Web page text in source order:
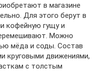
в магазине
Для этого берут в
кофейную гущу и
Можно
мёда и соды. Состав
круговыми движениями,
с толстым